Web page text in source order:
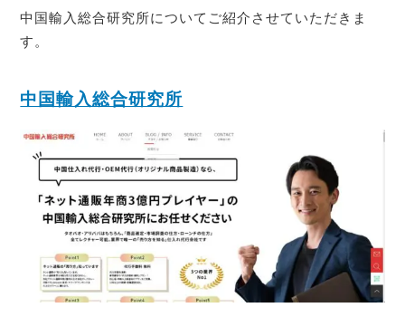
中国輸入総合研究所についてご紹介させていただきま
す。
中国輸入総合研究所